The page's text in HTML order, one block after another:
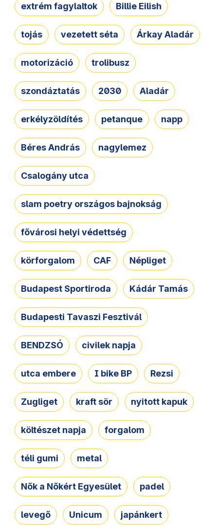
extrém fagylaltok Billie Eilish
tojás vezetett séta Árkay Aladár
motorizáció trolibusz
szondáztatás 2030 Aladár
erkélyzöldítés petanque napp
Béres András nagylemez
Csalogány utca
slam poetry országos bajnokság
fővárosi helyi védettség
körforgalom CAF Népliget
Budapest Sportiroda Kádár Tamás
Budapesti Tavaszi Fesztivál
BENDZSÓ civilek napja
utca embere I bike BP Rezsi
Zugliget kraft sör nyitott kapuk
költészet napja forgalom
téli gumi metal
Nők a Nőkért Egyesület padel
levegő Unicum japánkert